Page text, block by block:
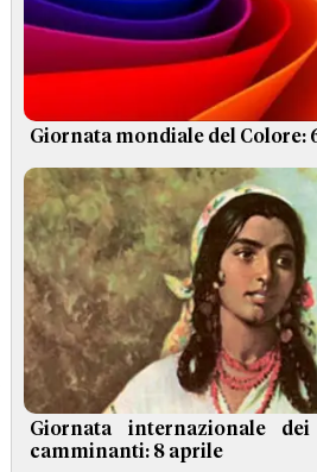
Giornata mondiale del Colore:
Giornata internazionale
camminanti: 8 aprile